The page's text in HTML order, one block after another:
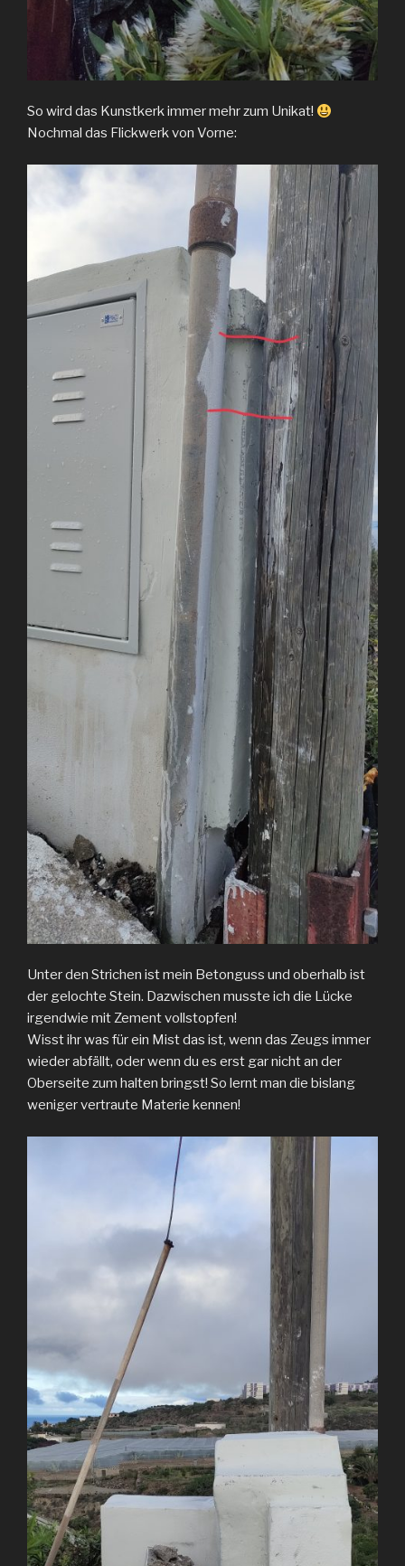
So wird das Kunstkerk immer mehr zum Unikat!
Nochmal das Flickwerk von Vorne:
Unter den Strichen ist mein Betonguss und oberhalb ist
der gelochte Stein. Dazwischen musste ich die Lücke
irgendwie mit Zement vollstopfen!
Wisst ihr was für ein Mist das ist, wenn das Zeugs immer
wieder abfällt, oder wenn du es erst gar nicht an der
Oberseite zum halten bringst! So lernt man die bislang
weniger vertraute Materie kennen!